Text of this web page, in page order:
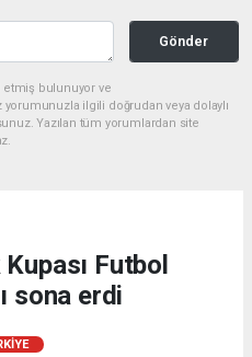
Gönder
etmiş bulunuyor ve
yorumunuzla ilgili doğrudan veya dolaylı
Yazılan tüm yorumlardan site
Futbol
sona erdi